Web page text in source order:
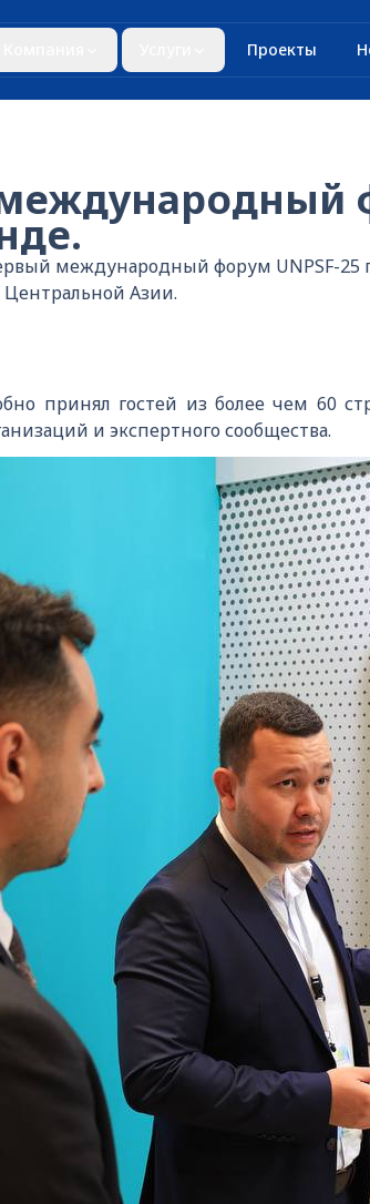
Проекты
международный форум UNPSF-
Азии.
принял гостей из более чем 60
и экспертного сообщества.